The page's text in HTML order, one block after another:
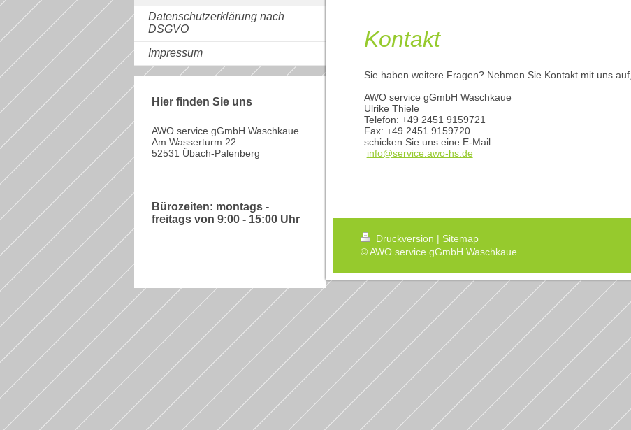
Kontakt
Sie haben weitere Fragen? Nehmen Sie Kontakt mit uns
AWO service gGmbH Waschkaue
Ulrike Thiele
Telefon: +49 2451 9159721
Fax: +49 2451 9159720
schicken Sie uns eine E-Mail:
info@service.awo-hs.de
Druckversion | Sitemap
© AWO service gGmbH Waschkaue
Datenschutzerklärung nach
DSGVO
Impressum
Hier finden Sie uns
AWO service gGmbH Waschkaue
Am Wasserturm 22
52531 Übach-Palenberg
Bürozeiten: montags -
freitags von 9:00 - 15:00 Uhr